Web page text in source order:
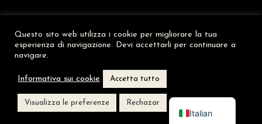
Abside Studio
Questo sito web utilizza i cookie per migliorare la tua
esperienza di navigazione. Devi accettarli per continuare a
navigare.
Informativa sui cookie Accetta tutto
Visualizza le preferenze Rechazar
Italian
French